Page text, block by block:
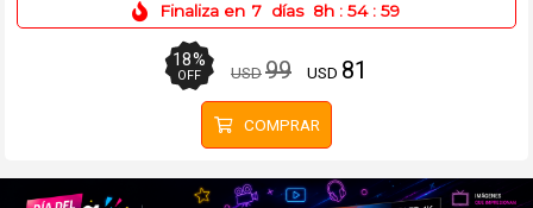
Finaliza en 7 días 8h : 54 : 59
18%
OFF USD99 USD 81
COMPRAR